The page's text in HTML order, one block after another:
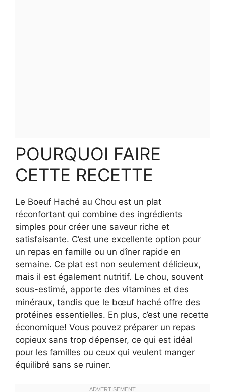
POURQUOI FAIRE
CETTE RECETTE
Le Boeuf Haché au Chou est un plat
réconfortant qui combine des ingrédients
simples pour créer une saveur riche et
satisfaisante. C’est une excellente option pour
un repas en famille ou un dîner rapide en
semaine. Ce plat est non seulement délicieux,
mais il est également nutritif. Le chou, souvent
sous-estimé, apporte des vitamines et des
minéraux, tandis que le bœuf haché offre des
protéines essentielles. En plus, c’est une recette
économique! Vous pouvez préparer un repas
copieux sans trop dépenser, ce qui est idéal
pour les familles ou ceux qui veulent manger
équilibré sans se ruiner.